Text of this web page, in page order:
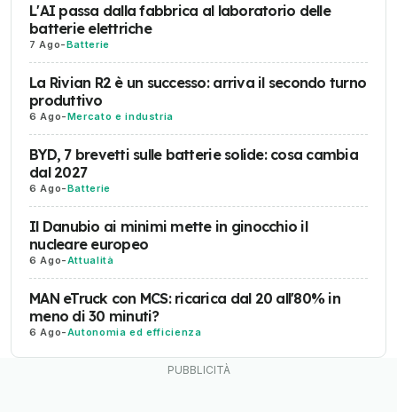
L'AI passa dalla fabbrica al laboratorio delle
batterie elettriche
7 Ago-Batterie
La Rivian R2 è un successo: arriva il secondo turno
produttivo
6 Ago-Mercato e industria
BYD, 7 brevetti sulle batterie solide: cosa cambia
dal 2027
6 Ago-Batterie
Il Danubio ai minimi mette in ginocchio il
nucleare europeo
6 Ago-Attualità
MAN eTruck con MCS: ricarica dal 20 all'80% in
meno di 30 minuti?
6 Ago-Autonomia ed efficienza